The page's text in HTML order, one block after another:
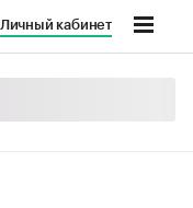
Личный кабинет